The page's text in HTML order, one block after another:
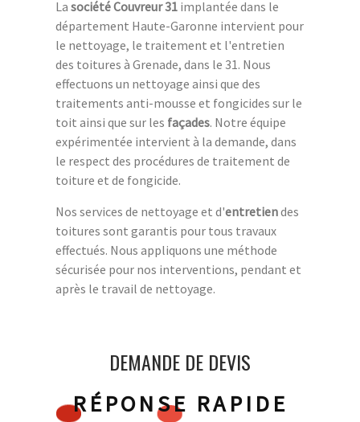
La société Couvreur 31 implantée dans le
département Haute-Garonne intervient pour
le nettoyage, le traitement et l'entretien
des toitures à Grenade, dans le 31. Nous
effectuons un nettoyage ainsi que des
traitements anti-mousse et fongicides sur le
toit ainsi que sur les façades. Notre équipe
expérimentée intervient à la demande, dans
le respect des procédures de traitement de
toiture et de fongicide.
Nos services de nettoyage et d'entretiendes
toitures sont garantis pour tous travaux
effectués. Nous appliquons une méthode
sécurisée pour nos interventions, pendant et
après le travail de nettoyage.
DEMANDE DE DEVIS
RÉPONSE RAPIDE